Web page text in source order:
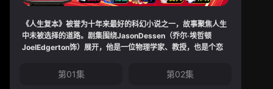
《人生复本》被誉为十年来最好的科幻小说之一，故事聚焦人生
中未被选择的道路。剧集围绕JasonDessen（乔尔·埃哲顿
JoelEdgerton饰）展开，他是一位物理学家、教授，也是个恋
第01集 第02集